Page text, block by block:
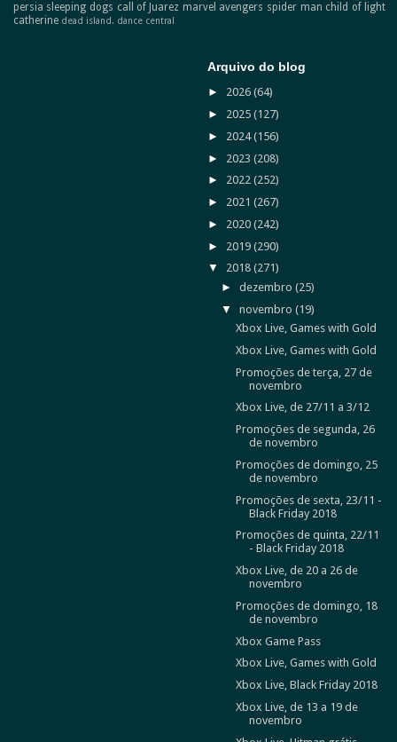
persia sleeping dogs call of Juarez marvel avengers spider man child of light
catherine dead island. dance central
Arquivo do blog
► 2026 (64)
► 2025 (127)
► 2024(156)
► 2023 (208)
► 2022 (252)
► 2021 (267)
► 2020 (242)
► 2019 (290)
▼ 2018 (271)
►dezembro(25)
▼novembro(19)
Xbox Live, Games with Gold
Xbox Live, Games with Gold
Promoções de terça, 27 de
novembro
Xbox Live, de 27/11 a 3/12
Promoções de segunda, 26
de novembro
Promoções de domingo, 25
de novembro
Promoções de sexta, 23/11 -
Black Friday 2018
Promoções de quinta, 22/11
- Black Friday 2018
Xbox Live, de 20 a 26 de
novembro
Promoções de domingo, 18
de novembro
Xbox Game Pass
Xbox Live, Games with Gold
Xbox Live, Black Friday 2018
Xbox Live, de 13 a 19 de
novembro